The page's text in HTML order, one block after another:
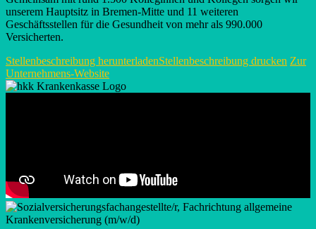
unserem Hauptsitz in Bremen-Mitte und 11 weiteren
Geschäftsstellen für die Gesundheit von mehr als 990.000
Versicherten.
Stellenbeschreibung herunterladenStellenbeschreibung drucken Zur
Unternehmens-Website